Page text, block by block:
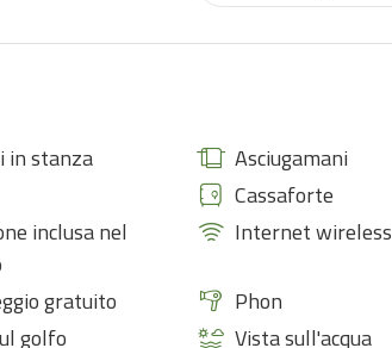
internet wifi e la colazione.
in stanza
Asciugamani
Cassaforte
inclusa nel
Internet wireless
gratuito
Phon
golfo
Vista sull'acqua